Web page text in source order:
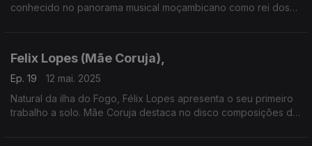
conhecido no panorama musical moçambicano como rei dos
Felix Lopes (Mãe Coruja),
Ep. 19
12 mai. 2025
Natural da ilha do Fogo, Félix Lopes apresenta o seu primeiro
trabalho a solo. Mãe Coruja destaca no disco composições de